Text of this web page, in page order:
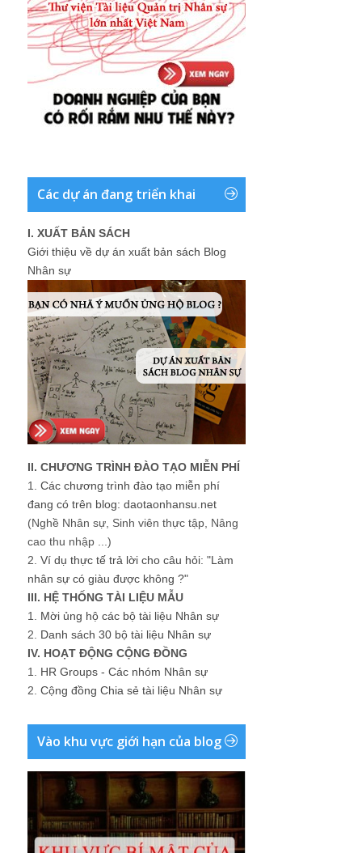
Các dự án đang triển khai
I. XUẤT BẢN SÁCH
Giới thiệu về dự án xuất bản sách Blog
Nhân sự
II. CHƯƠNG TRÌNH ĐÀO TẠO MIỄN PHÍ
1. Các chương trình đào tạo miễn phí
đang có trên blog: daotaonhansu.net
(Nghề Nhân sự, Sinh viên thực tập, Nâng
cao thu nhập ...)
2. Ví dụ thực tế trả lời cho câu hỏi: "Làm
nhân sự có giàu được không ?"
III. HỆ THỐNG TÀI LIỆU MẪU
1. Mời ủng hộ các bộ tài liệu Nhân sự
2. Danh sách 30 bộ tài liệu Nhân sự
IV. HOẠT ĐỘNG CỘNG ĐỒNG
1. HR Groups - Các nhóm Nhân sự
2. Cộng đồng Chia sẻ tài liệu Nhân sự
Vào khu vực giới hạn của blog